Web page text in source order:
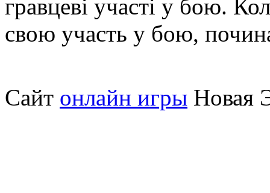
гравцеві участі у бою.
свою участь у бою,
Сайт онлайн игры Новая